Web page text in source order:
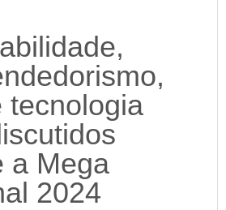
tecnologia
a Mega
2024